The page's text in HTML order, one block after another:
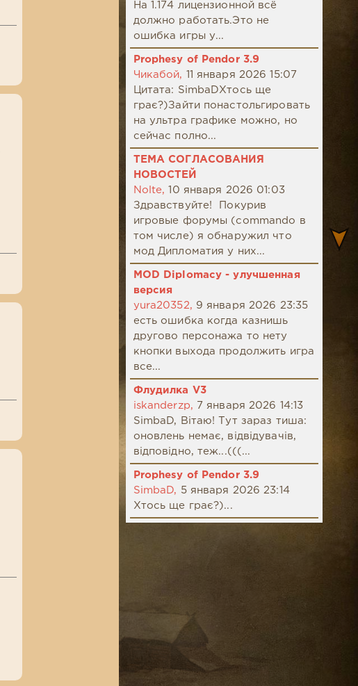
На 1.174 лицензионной всё
должно работать.Это не
ошибка игры у...
Prophesy of Pendor 3.9
Чикабой,
11 января 2026 15:07
Цитата: SimbaDХтось ще
грає?)Зайти понастольгировать
на ультра графике можно, но
сейчас полно...
ТЕМА СОГЛАСОВАНИЯ
НОВОСТЕЙ
Nolte,
10 января 2026 01:03
Здравствуйте! Покурив
игровые форумы (commando в
том числе) я обнаружил что
мод Дипломатия у них...
MOD Diplomacy - улучшенная
версия
yura20352, 9 января 2026 23:35
есть ошибка когда казнишь
другово персонажа то нету
кнопки выхода продолжить игра
все...
Флудилка V3
iskanderzp,
7 января 2026 14:13
SimbaD, Вітаю! Тут зараз тиша:
оновлень немає, відвідувачів,
відповідно, теж...(((...
Prophesy of Pendor 3.9
SimbaD,
5 января 2026 23:14
Хтось ще грає?)...